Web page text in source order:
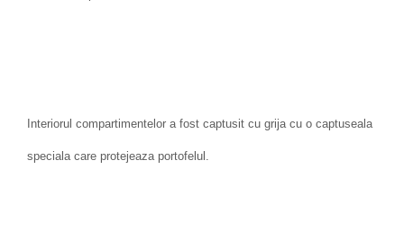
Interiorul compartimentelor a fost captusit cu grija cu o captuseala
speciala care protejeaza portofelul.